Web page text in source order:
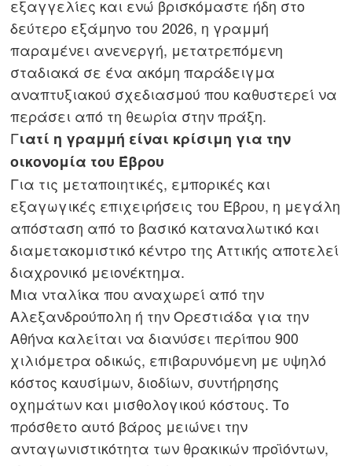
εξαγγελίες και ενώ βρισκόμαστε ήδη στο
δεύτερο εξάμηνο του 2026, η γραμμή
παραμένει ανενεργή, μετατρεπόμενη
σταδιακά σε ένα ακόμη παράδειγμα
αναπτυξιακού σχεδιασμού που καθυστερεί να
περάσει από τη θεωρία στην πράξη.
Γιατί η γραμμή είναι κρίσιμη για την
οικονομία του Έβρου
Για τις μεταποιητικές, εμπορικές και
εξαγωγικές επιχειρήσεις του Έβρου, η μεγάλη
απόσταση από το βασικό καταναλωτικό και
διαμετακομιστικό κέντρο της Αττικής αποτελεί
διαχρονικό μειονέκτημα.
Μια νταλίκα που αναχωρεί από την
Αλεξανδρούπολη ή την Ορεστιάδα για την
Αθήνα καλείται να διανύσει περίπου 900
χιλιόμετρα οδικώς, επιβαρυνόμενη με υψηλό
κόστος καυσίμων, διοδίων, συντήρησης
οχημάτων και μισθολογικού κόστους. Το
πρόσθετο αυτό βάρος μειώνει την
ανταγωνιστικότητα των θρακικών προϊόντων,